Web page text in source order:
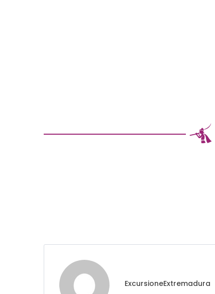
ExcursioneExtremadura